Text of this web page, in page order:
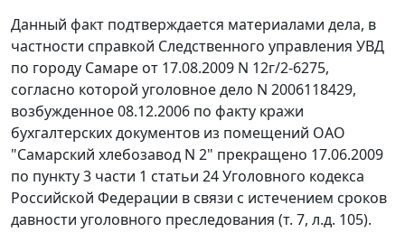
Данный факт подтверждается материалами дела, в
частности справкой Следственного управления УВД
по городу Самаре от 17.08.2009 N 12г/2-6275,
согласно которой уголовное дело N 2006118429,
возбужденное 08.12.2006 по факту кражи
бухгалтерских документов из помещений ОАО
"Самарский хлебозавод N 2" прекращено 17.06.2009
по пункту 3 части 1 статьи 24Уголовного кодекса
Российской Федерации в связи с истечением сроков
давности уголовного преследования (т. 7, л.д. 105).